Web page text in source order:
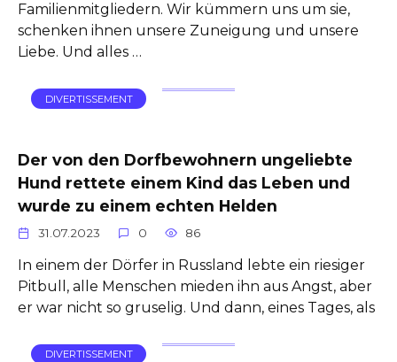
Familienmitgliedern. Wir kümmern uns um sie,
schenken ihnen unsere Zuneigung und unsere
Liebe. Und alles …
DIVERTISSEMENT
Der von den Dorfbewohnern ungeliebte
Hund rettete einem Kind das Leben und
wurde zu einem echten Helden
31.07.2023 0 86
In einem der Dörfer in Russland lebte ein riesiger
Pitbull, alle Menschen mieden ihn aus Angst, aber
er war nicht so gruselig. Und dann, eines Tages, als
DIVERTISSEMENT